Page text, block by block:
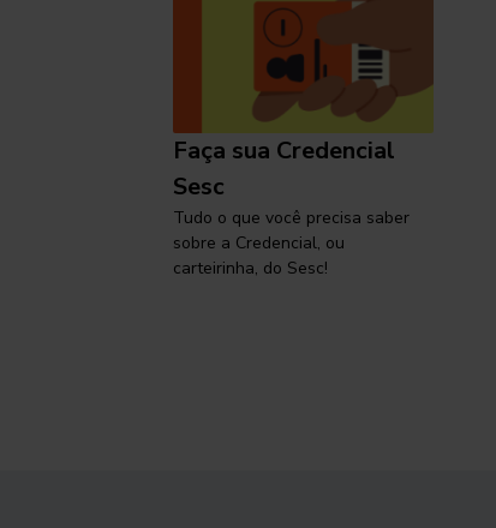
Faça sua Credencial
Sesc
Tudo o que você precisa saber
sobre a Credencial, ou
carteirinha, do Sesc!